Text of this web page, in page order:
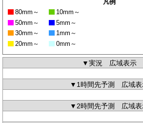
凡例
80mm～
50mm～
30mm～
20mm～
10mm～
5mm～
1mm～
0mm～
▼実況 広域表示
▼1時間先予測 広域表
▼2時間先予測 広域表